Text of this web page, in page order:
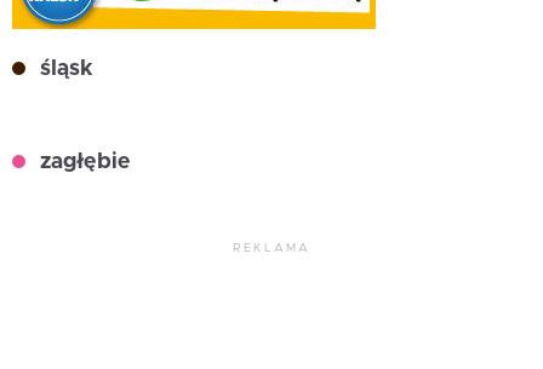
śląsk
zagłębie
REKLAMA